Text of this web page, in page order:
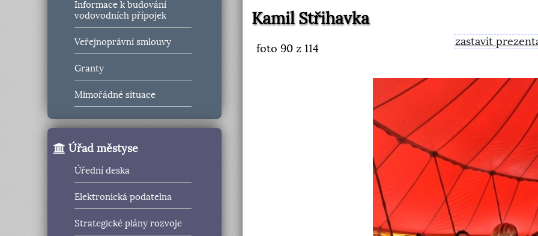
Informace k budování
vodovodních přípojek
Veřejnoprávní smlouvy
Granty
Mimořádné situace
Úřad městyse
Úřední deska
Elektronická podatelna
Strategické plány rozvoje
Kamil Střihavka
foto90 z 114
zastavit